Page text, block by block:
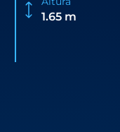
1.65 m